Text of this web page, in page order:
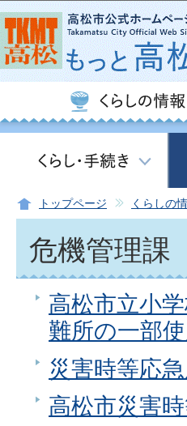
トップページ くらしの
危機管理課
高松市立小
難所の一部
災害時等応
高松市災害